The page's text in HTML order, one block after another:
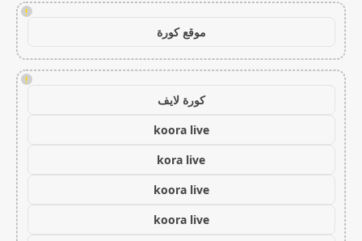
!
موقع كورة
!
كورة لايف
koora live
kora live
koora live
koora live